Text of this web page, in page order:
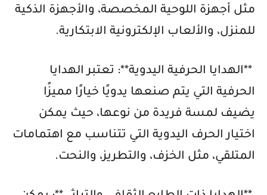
مثل أجهزة اللوحية المخصصة، والأجهزة الذكية
للمنزل، والألعاب الإلكترونية الابتكارية.
**الهدايا الحرفية اليدوية**: تعتبر الهدايا
الحرفية التي يتم صنعها يدويًا خيارًا مميزًا
يضيف لمسة فريدة من نوعها، حيث يمكن
اختيار الحرف اليدوية التي تتناسب مع اهتمامات
المتلقي، مثل الخزف، والتطريز، والنحت.